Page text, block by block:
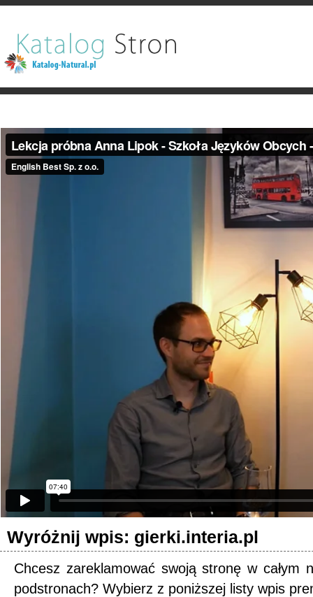
Wyróżnij wpis: gierki.interia.pl
Chcesz zareklamować swoją stronę w całym
podstronach? Wybierz z poniższej listy wpis